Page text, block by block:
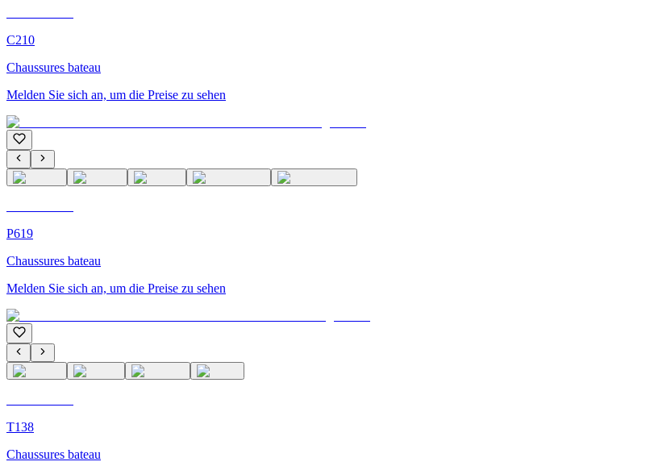
C210
Chaussures bateau
Melden Sie sich an, um die Preise zu sehen
P619
Chaussures bateau
Melden Sie sich an, um die Preise zu sehen
T138
Chaussures bateau